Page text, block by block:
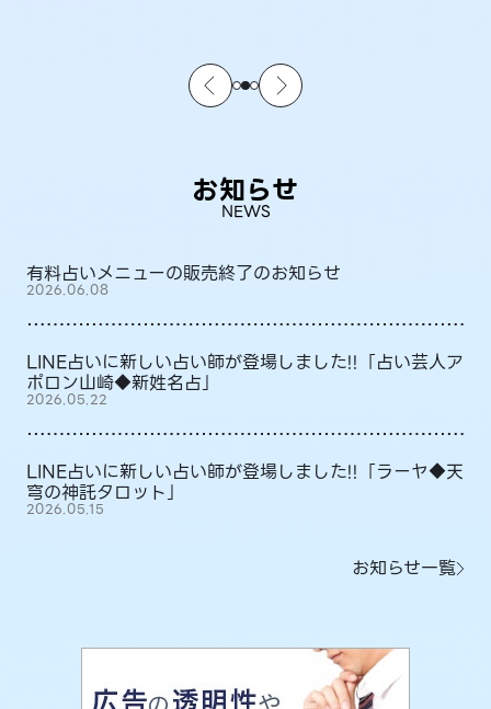
お知らせ
NEWS
有料占いメニューの販売終了のお知らせ
2026.06.08
LINE占いに新しい占い師が登場しました!!「占い芸人ア
ポロン山崎◆新姓名占」
2026.05.22
LINE占いに新しい占い師が登場しました!!「ラーヤ◆天
穹の神託タロット」
2026.05.15
お知らせ一覧